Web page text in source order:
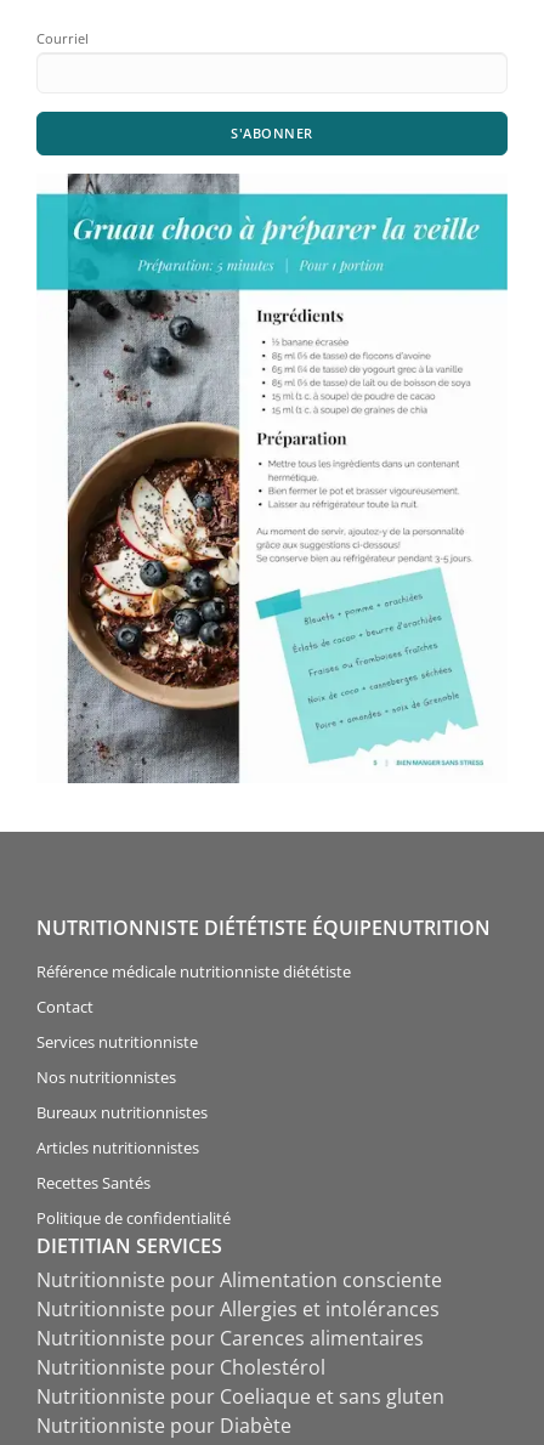
Courriel
S'ABONNER
NUTRITIONNISTE DIÉTÉTISTE ÉQUIPENUTRITION
Référence médicale nutritionniste diététiste
Contact
Services nutritionniste
Nos nutritionnistes
Bureaux nutritionnistes
Articles nutritionnistes
Recettes Santés
Politique de confidentialité
DIETITIAN SERVICES
Nutritionniste pour Alimentation consciente
Nutritionniste pour Allergies et intolérances
Nutritionniste pour Carences alimentaires
Nutritionniste pour Cholestérol
Nutritionniste pour Coeliaque et sans gluten
Nutritionniste pour Diabète